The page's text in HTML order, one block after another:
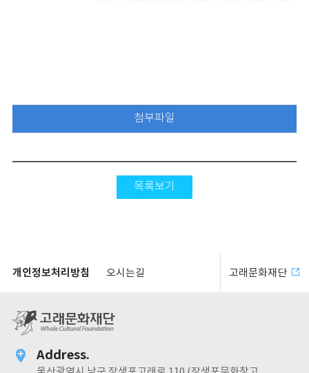
첨부파일
목록보기
개인정보처리방침 오시는길 고래문화재단
Address.